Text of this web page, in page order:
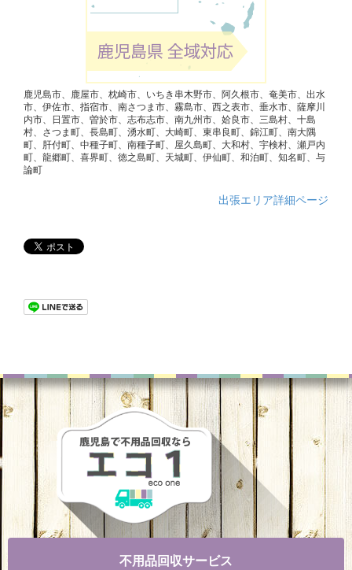
鹿児島市、鹿屋市、枕崎市、いちき串木野市、阿久根市、奄美市、出水
市、伊佐市、指宿市、南さつま市、霧島市、西之表市、垂水市、薩摩川
内市、日置市、曽於市、志布志市、南九州市、姶良市、三島村、十島
村、さつま町、長島町、湧水町、大崎町、東串良町、錦江町、南大隅
町、肝付町、中種子町、南種子町、屋久島町、大和村、宇検村、瀬戸内
町、龍郷町、喜界町、徳之島町、天城町、伊仙町、和泊町、知名町、与
論町
出張エリア詳細ページ
不用品回収サービス